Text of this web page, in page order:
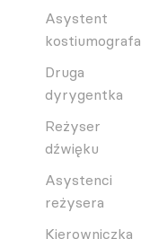
Asystent
kostiumografa
Druga
dyrygentka
Reżyser
dźwięku
Asystenci
reżysera
Kierowniczka